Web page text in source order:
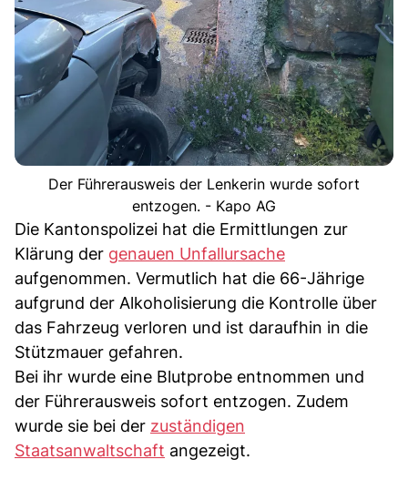
Der Führerausweis der Lenkerin wurde sofort
entzogen. - Kapo AG
Die Kantonspolizei hat die Ermittlungen zur
Klärung der genauen Unfallursache
aufgenommen. Vermutlich hat die 66-Jährige
aufgrund der Alkoholisierung die Kontrolle über
das Fahrzeug verloren und ist daraufhin in die
Stützmauer gefahren.
Bei ihr wurde eine Blutprobe entnommen und
der Führerausweis sofort entzogen. Zudem
wurde sie bei der zuständigen
Staatsanwaltschaft angezeigt.